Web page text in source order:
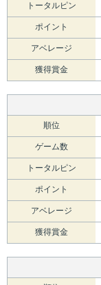
トータルピン
ポイント
アベレージ
獲得賞金
順位
ゲーム数
トータルピン
ポイント
アベレージ
獲得賞金